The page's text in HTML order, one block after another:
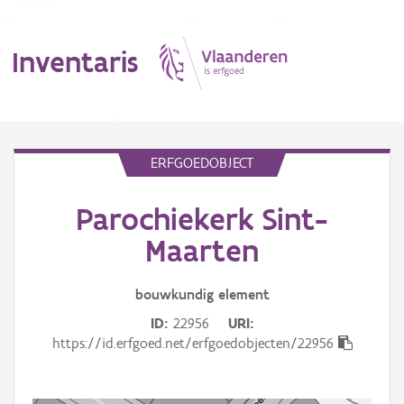
Inventaris
Erfgoedobject
ERFGOEDOBJECT
Parochiekerk Sint-
Maarten
bouwkundig element
ID 22956
URI
https://id.erfgoed.net/erfgoedobjecten/22956